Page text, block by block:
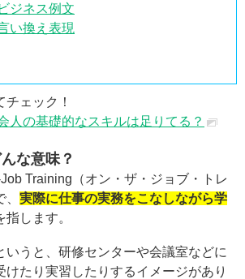
ジネス例文
い換え表現
ェック！
人の基礎的なスキルは足りてる？
な意味？
Training（オン・ザ・ジョブ・トレ
実際に仕事の実務をこなしながら学
指します。
いうと、研修センターや会議室などに
けたり実習したりするイメージがあり